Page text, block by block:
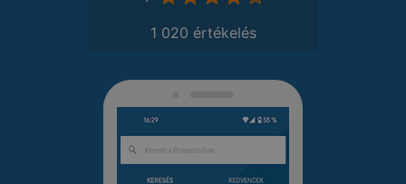
1 020 értékelés